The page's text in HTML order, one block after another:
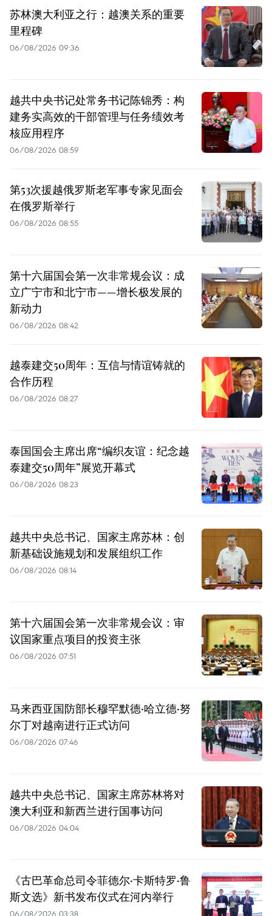
苏林澳大利亚之行：越澳关系的重要
里程碑
06/08/2026 09:36
越共中央书记处常务书记陈锦秀：构
建务实高效的干部管理与任务绩效考
核应用程序
06/08/2026 08:59
第53次援越俄罗斯老军事专家见面会
在俄罗斯举行
06/08/2026 08:55
第十六届国会第一次非常规会议：成
立广宁市和北宁市——增长极发展的
新动力
06/08/2026 08:42
越泰建交50周年：互信与情谊铸就的
合作历程
06/08/2026 08:27
泰国国会主席出席“编织友谊：纪念越
泰建交50周年”展览开幕式
06/08/2026 08:23
越共中央总书记、国家主席苏林：创
新基础设施规划和发展组织工作
06/08/2026 08:14
第十六届国会第一次非常规会议：审
议国家重点项目的投资主张
06/08/2026 07:51
马来西亚国防部长穆罕默德·哈立德·努
尔丁对越南进行正式访问
06/08/2026 07:46
越共中央总书记、国家主席苏林将对
澳大利亚和新西兰进行国事访问
06/08/2026 04:04
《古巴革命总司令菲德尔·卡斯特罗·鲁
斯文选》新书发布仪式在河内举行
06/08/2026 03:38